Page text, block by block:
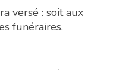
versé : soit aux
funéraires.